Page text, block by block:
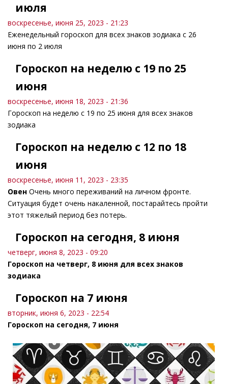
июля
воскресенье, июня 25, 2023 - 21:23
Еженедельный гороскоп для всех знаков зодиака с 26
июня по 2 июля
Гороскоп на неделю с 19 по 25
июня
воскресенье, июня 18, 2023 - 21:36
Гороскоп на неделю с 19 по 25 июня для всех знаков
зодиака
Гороскоп на неделю с 12 по 18
июня
воскресенье, июня 11, 2023 - 23:35
Овен Очень много переживаний на личном фронте.
Ситуация будет очень накаленной, постарайтесь пройти
этот тяжелый период без потерь.
Гороскоп на сегодня, 8 июня
четверг, июня 8, 2023 - 09:20
Гороскоп на четверг, 8 июня для всех знаков
зодиака
Гороскоп на 7 июня
вторник, июня 6, 2023 - 22:54
Гороскоп на сегодня, 7 июня
Страницы